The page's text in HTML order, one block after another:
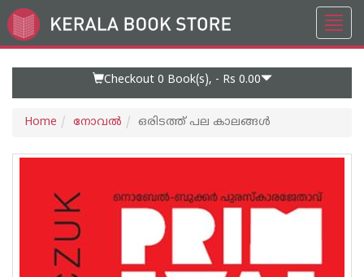
Go
to
Checkout 0 Book(s), - Rs 0.00
Home നോവല്‍ ഒരിടത്ത് പല കാലങ്ങൾ